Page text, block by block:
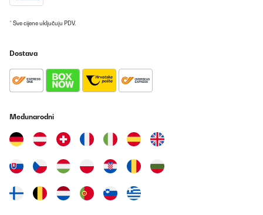
* Sve cijene uključuju PDV.
Dostava
Međunarodni